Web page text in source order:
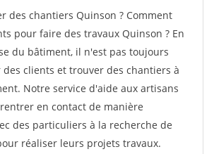
des chantiers Quinson ? Comment
pour faire des travaux Quinson ? En
du bâtiment, il n'est pas toujours
clients et trouver des chantiers à
Notre service d'aide aux artisans
en contact de manière
des particuliers à la recherche de
réaliser leurs projets travaux.